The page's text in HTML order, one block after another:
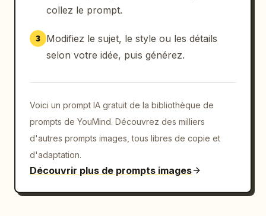
collez le prompt.
3
Modifiez le sujet, le style ou les détails
selon votre idée, puis générez.
Voici un prompt IA gratuit de la bibliothèque de
prompts de YouMind. Découvrez des milliers
d'autres prompts images, tous libres de copie et
d'adaptation.
Découvrir plus de prompts images